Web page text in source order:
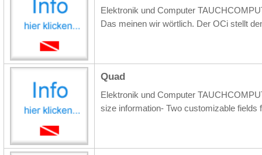
Elektronik und Computer
Das meinen wir wörtlich. Der OCi stellt
Quad
Elektronik und Computer
size information- Two customizable